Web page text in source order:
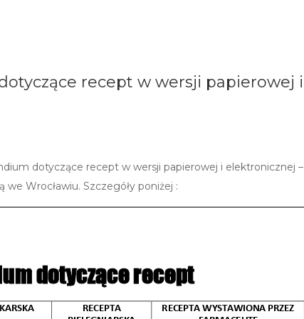
recept w wersji papierowej i
dotyczące recept w wersji papierowej i elektronicznej –
Wrocławiu. Szczegóły poniżej :